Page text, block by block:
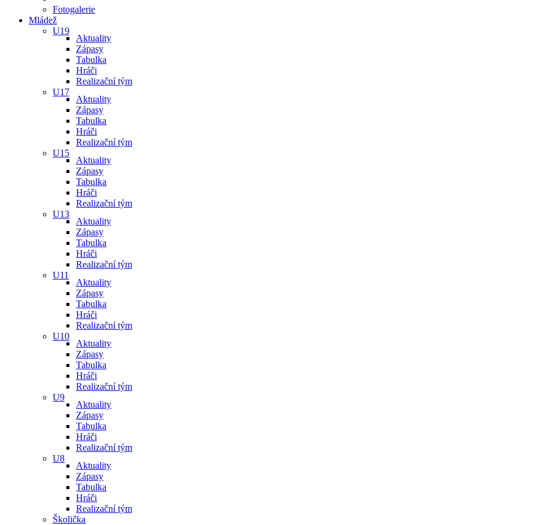
Fotogalerie
Mládež
U19
Aktuality
Zápasy
Tabulka
Hráči
Realizační tým
U17
Aktuality
Zápasy
Tabulka
Hráči
Realizační tým
U15
Aktuality
Zápasy
Tabulka
Hráči
Realizační tým
U13
Aktuality
Zápasy
Tabulka
Hráči
Realizační tým
U11
Aktuality
Zápasy
Tabulka
Hráči
Realizační tým
U10
Aktuality
Zápasy
Tabulka
Hráči
Realizační tým
U9
Aktuality
Zápasy
Tabulka
Hráči
Realizační tým
U8
Aktuality
Zápasy
Tabulka
Hráči
Realizační tým
Školička